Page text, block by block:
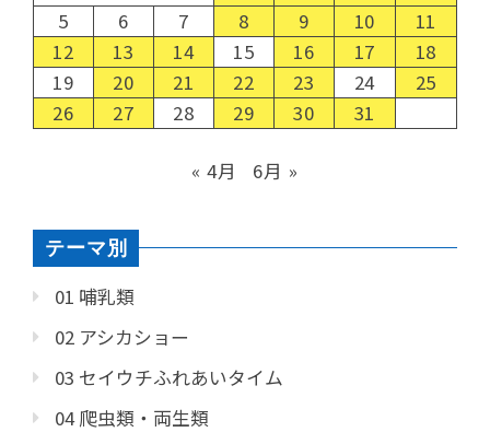
5
6 7 8 9 10
11
12
13 14 15 16 17
18
19
20 21 22 23 24
25
26
27 28 29 30 31
« 4月 6月 »
テーマ別
01 哺乳類
02 アシカショー
03 セイウチふれあいタイム
04 爬虫類・両生類